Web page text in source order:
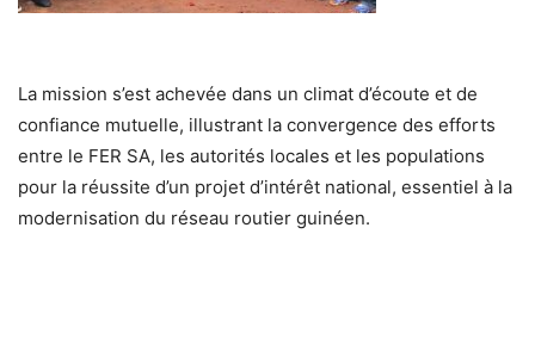
La mission s’est achevée dans un climat d’écoute et de
confiance mutuelle, illustrant la convergence des efforts
entre le FER SA, les autorités locales et les populations
pour la réussite d’un projet d’intérêt national, essentiel à la
modernisation du réseau routier guinéen.